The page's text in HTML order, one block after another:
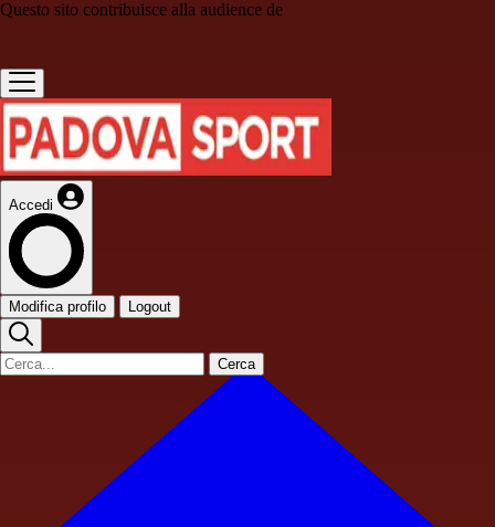
Questo sito contribuisce alla audience de
Accedi
Modifica profilo Logout
Cerca